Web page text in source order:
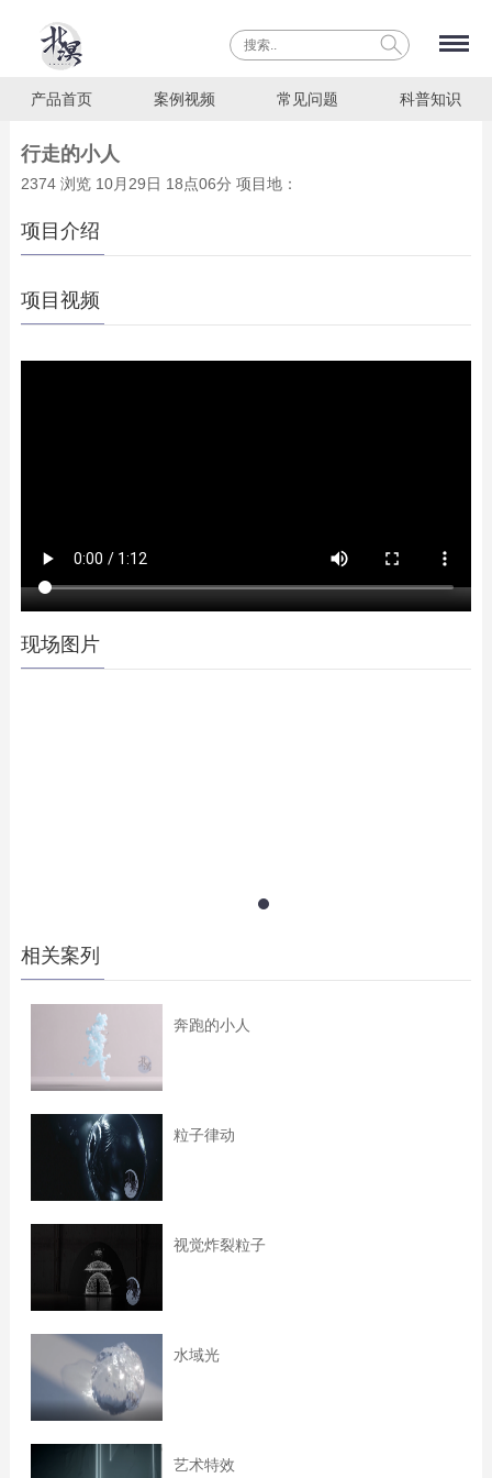
产品首页 案例视频 常见问题 科普知识
行走的小人
2374 浏览 10月29日 18点06分 项目地：
项目介绍
项目视频
现场图片
相关案列
奔跑的小人
粒子律动
视觉炸裂粒子
水域光
艺术特效